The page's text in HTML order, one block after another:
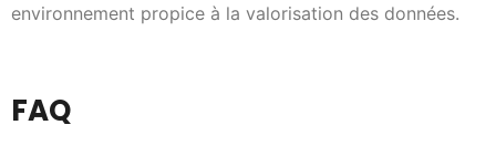
environnement propice à la valorisation des données.
FAQ